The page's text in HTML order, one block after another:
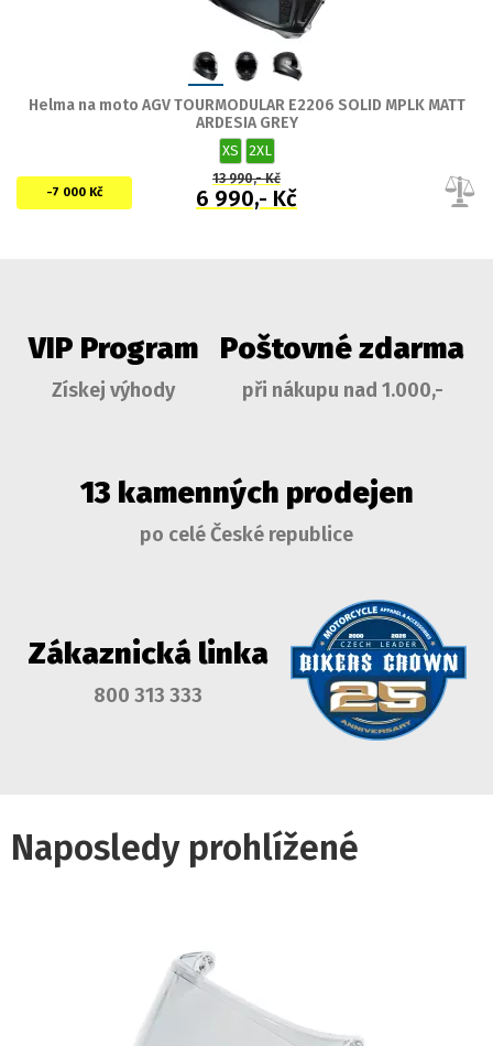
Helma na moto AGV TOURMODULAR E2206 SOLID MPLK MATT
ARDESIA GREY
XS 2XL
-7 000 Kč
13 990,- Kč
6 990,- Kč
VIP Program
Získej výhody
Poštovné zdarma
při nákupu nad 1.000,-
13 kamenných prodejen
po celé České republice
Zákaznická linka
800 313 333
Naposledy prohlížené